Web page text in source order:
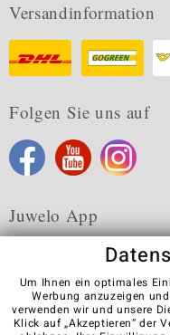
Versandinformation
Folgen Sie uns auf
Juwelo App
Karriere AGB
Kontakt
Um Ihnen ein optimales
Werbung anzuzeigen
verwenden wir und unsere
Klick auf „Akzeptieren“ der